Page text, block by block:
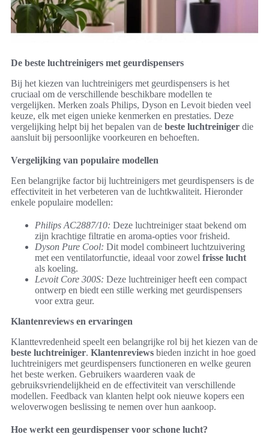
De beste luchtreinigers met geurdispensers
Bij het kiezen van luchtreinigers met geurdispensers is het
cruciaal om de verschillende beschikbare modellen te
vergelijken. Merken zoals Philips, Dyson en Levoit bieden veel
keuze, elk met eigen unieke kenmerken en prestaties. Deze
vergelijking helpt bij het bepalen van de beste luchtreiniger die
aansluit bij persoonlijke voorkeuren en behoeften.
Vergelijking van populaire modellen
Een belangrijke factor bij luchtreinigers met geurdispensers is de
effectiviteit in het verbeteren van de luchtkwaliteit. Hieronder
enkele populaire modellen:
Philips AC2887/10: Deze luchtreiniger staat bekend om
zijn krachtige filtratie en aroma-opties voor frisheid.
Dyson Pure Cool: Dit model combineert luchtzuivering
met een ventilatorfunctie, ideaal voor zowel frisse lucht
als koeling.
Levoit Core 300S: Deze luchtreiniger heeft een compact
ontwerp en biedt een stille werking met geurdispensers
voor extra geur.
Klantenreviews en ervaringen
Klanttevredenheid speelt een belangrijke rol bij het kiezen van de
beste luchtreiniger. Klantenreviews bieden inzicht in hoe goed
luchtreinigers met geurdispensers functioneren en welke geuren
het beste werken. Gebruikers waarderen vaak de
gebruiksvriendelijkheid en de effectiviteit van verschillende
modellen. Feedback van klanten helpt ook nieuwe kopers een
weloverwogen beslissing te nemen over hun aankoop.
Hoe werkt een geurdispenser voor schone lucht?